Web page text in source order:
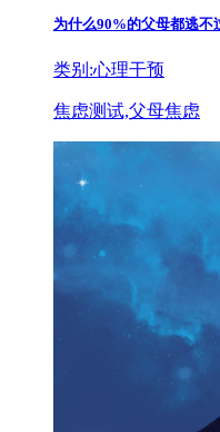
为什么90%的父母都逃不
类别:心理干预
焦虑测试,父母焦虑